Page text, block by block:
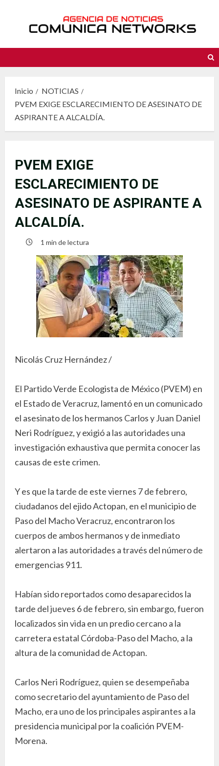
contenido
Inicio
NOTICIAS
PVEM EXIGE ESCLARECIMIENTO DE ASESINATO DE
ASPIRANTE A ALCALDÍA.
PVEM EXIGE
ESCLARECIMIENTO DE
ASESINATO DE ASPIRANTE A
ALCALDÍA.
1 min de lectura
Nicolás Cruz Hernández /
El Partido Verde Ecologista de México (PVEM) en
el Estado de Veracruz, lamentó en un comunicado
el asesinato de los hermanos Carlos y Juan Daniel
Neri Rodríguez, y exigió a las autoridades una
investigación exhaustiva que permita conocer las
causas de este crimen.
Y es que la tarde de este viernes 7 de febrero,
ciudadanos del ejido Actopan, en el municipio de
Paso del Macho Veracruz, encontraron los
cuerpos de ambos hermanos y de inmediato
alertaron a las autoridades a través del número de
emergencias 911.
Habían sido reportados como desaparecidos la
tarde del jueves 6 de febrero, sin embargo, fueron
localizados sin vida en un predio cercano a la
carretera estatal Córdoba-Paso del Macho, a la
altura de la comunidad de Actopan.
Carlos Neri Rodríguez, quien se desempeñaba
como secretario del ayuntamiento de Paso del
Macho, era uno de los principales aspirantes a la
presidencia municipal por la coalición PVEM-
Morena.